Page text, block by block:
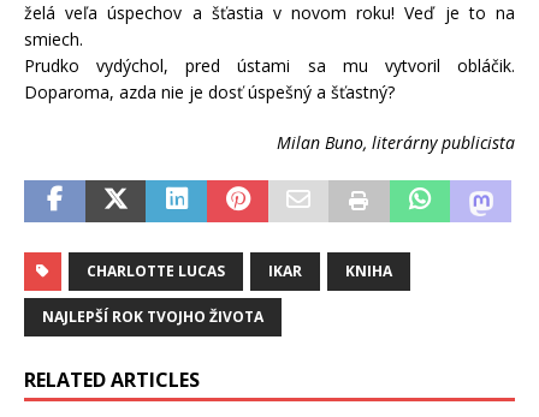
želá veľa úspechov a šťastia v novom roku! Veď je to na
smiech.
Prudko vydýchol, pred ústami sa mu vytvoril obláčik.
Doparoma, azda nie je dosť úspešný a šťastný?
Milan Buno, literárny publicista
CHARLOTTE LUCAS IKAR KNIHA
NAJLEPŠÍ ROK TVOJHO ŽIVOTA
RELATED ARTICLES